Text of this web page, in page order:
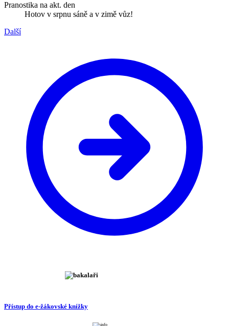
Pranostika na akt. den
Hotov v srpnu sáně a v zimě vůz!
Další
Přístup do e-žákovské knížky